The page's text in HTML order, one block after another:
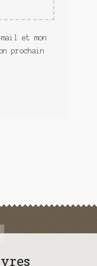
et mon
prochain